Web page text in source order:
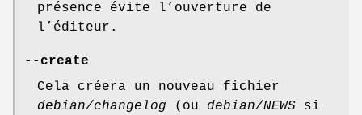
présence évite l’ouverture de
l’éditeur.
--create
Cela créera un nouveau fichier
debian/changelog (ou debian/NEWS si